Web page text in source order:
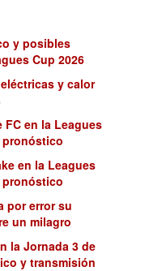
y posibles
Cup 2026
y calor
en la Leagues
pronóstico
en la Leagues
pronóstico
por error su
un milagro
la Jornada 3 de
y transmisión